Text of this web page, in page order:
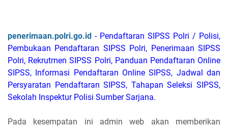
penerimaan.polri.go.id - Pendaftaran SIPSS Polri / Polisi,
Pembukaan Pendaftaran SIPSS Polri, Penerimaan SIPSS
Polri, Rekrutmen SIPSS Polri, Panduan Pendaftaran Online
SIPSS, Informasi Pendaftaran Online SIPSS, Jadwal dan
Persyaratan Pendaftaran SIPSS, Tahapan Seleksi SIPSS,
Sekolah Inspektur Polisi Sumber Sarjana.
Pada kesempatan ini admin web akan memberikan